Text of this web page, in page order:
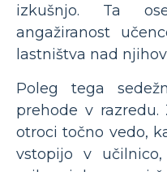
izkušnjo. Ta
angažiranost
lastništva nad
Poleg tega
prehode v razredu.
otroci točno vedo,
vstopijo v